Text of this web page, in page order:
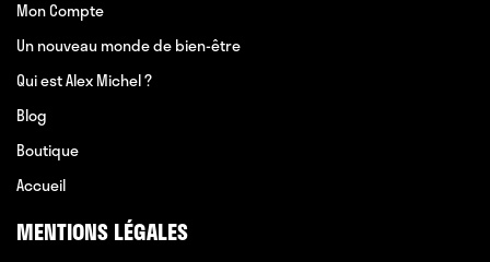
Mon Compte
Un nouveau monde de bien-être
Qui est Alex Michel ?
Blog
Boutique
Accueil
MENTIONS LÉGALES